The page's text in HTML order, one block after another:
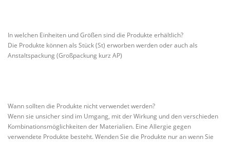
In welchen Einheiten und Größen sind die Produkte erhältlich?
Die Produkte können als Stück (St) erworben werden oder auch als
Anstaltspackung (Großpackung kurz AP)
Wann sollten die Produkte nicht verwendet werden?
Wenn sie unsicher sind im Umgang, mit der Wirkung und den verschieden
Kombinationsmöglichkeiten der Materialien. Eine Allergie gegen
verwendete Produkte besteht. Wenden Sie die Produkte nur an wenn Sie